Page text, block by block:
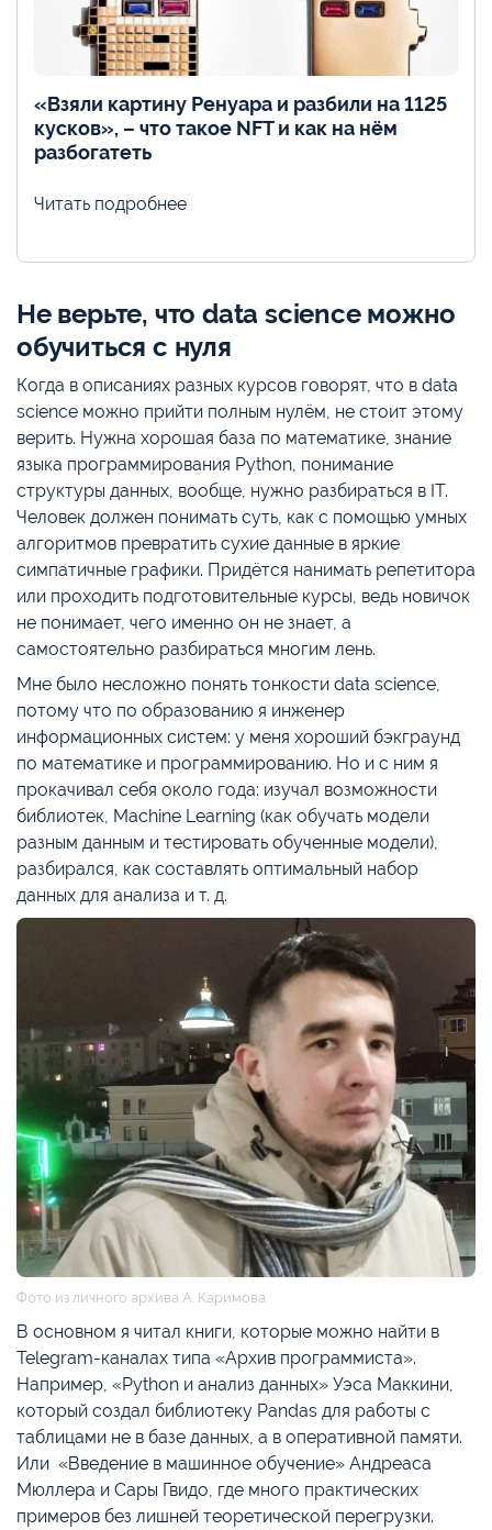
«Взяли картину Ренуара и разбили на 1125
кусков», – что такое NFT и как на нём
разбогатеть
Читать подробнее
Не верьте, что data science можно
обучиться с нуля
Когда в описаниях разных курсов говорят, что в data
science можно прийти полным нулём, не стоит этому
верить. Нужна хорошая база по математике, знание
языка программирования Python, понимание
структуры данных, вообще, нужно разбираться в IT.
Человек должен понимать суть, как с помощью умных
алгоритмов превратить сухие данные в яркие
симпатичные графики. Придётся нанимать репетитора
или проходить подготовительные курсы, ведь новичок
не понимает, чего именно он не знает, а
самостоятельно разбираться многим лень.
Мне было несложно понять тонкости data science,
потому что по образованию я инженер
информационных систем: у меня хороший бэкграунд
по математике и программированию. Но и с ним я
прокачивал себя около года: изучал возможности
библиотек, Machine Learning (как обучать модели
разным данным и тестировать обученные модели),
разбирался, как составлять оптимальный набор
данных для анализа и т. д.
Фото из личного архива А. Каримова
В основном я читал книги, которые можно найти в
Telegram-каналах типа «Архив программиста».
Например, «Python и анализ данных» Уэса Маккини,
который создал библиотеку Pandas для работы с
таблицами не в базе данных, а в оперативной памяти.
Или «Введение в машинное обучение» Андреаса
Мюллера и Сары Гвидо, где много практических
примеров без лишней теоретической перегрузки.